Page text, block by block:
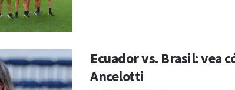
Ecuador vs. Brasil: vea
Ancelotti